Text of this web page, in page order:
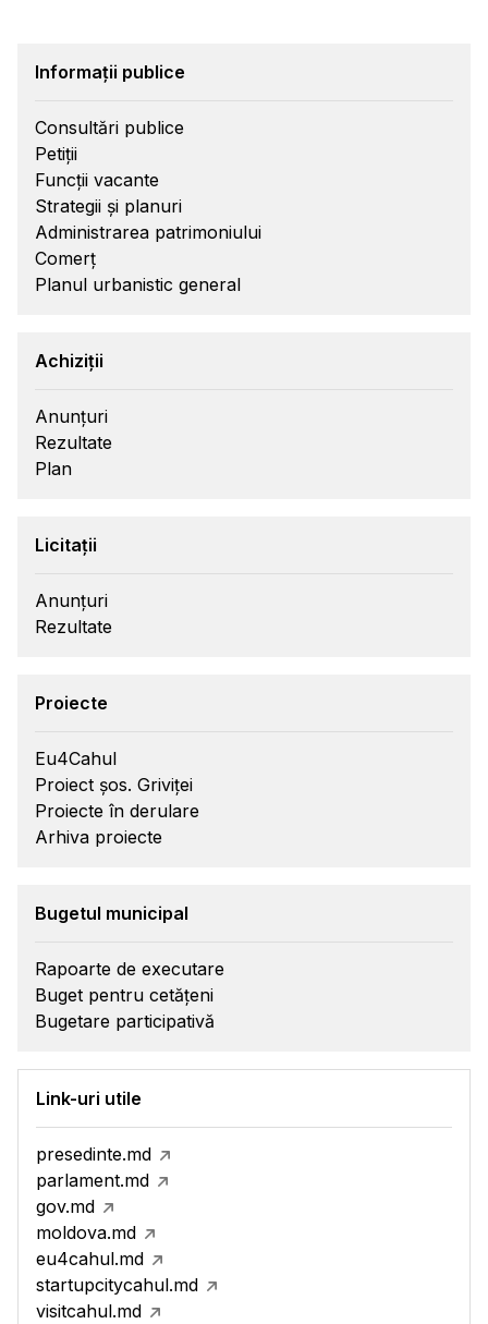
Informații publice
Consultări publice
Petiții
Funcții vacante
Strategii și planuri
Administrarea patrimoniului
Comerț
Planul urbanistic general
Achiziții
Anunțuri
Rezultate
Plan
Licitații
Anunțuri
Rezultate
Proiecte
Eu4Cahul
Proiect șos. Griviței
Proiecte în derulare
Arhiva proiecte
Bugetul municipal
Rapoarte de executare
Buget pentru cetățeni
Bugetare participativă
Link-uri utile
presedinte.md
parlament.md
gov.md
moldova.md
eu4cahul.md
startupcitycahul.md
visitcahul.md